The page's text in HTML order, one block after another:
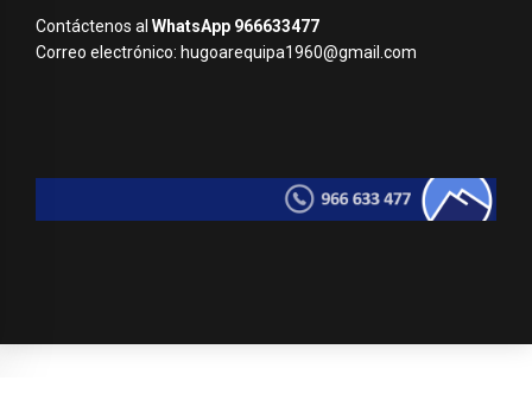
Contáctenos al WhatsApp 966633477
Correo electrónico: hugoarequipa1960@gmail.com